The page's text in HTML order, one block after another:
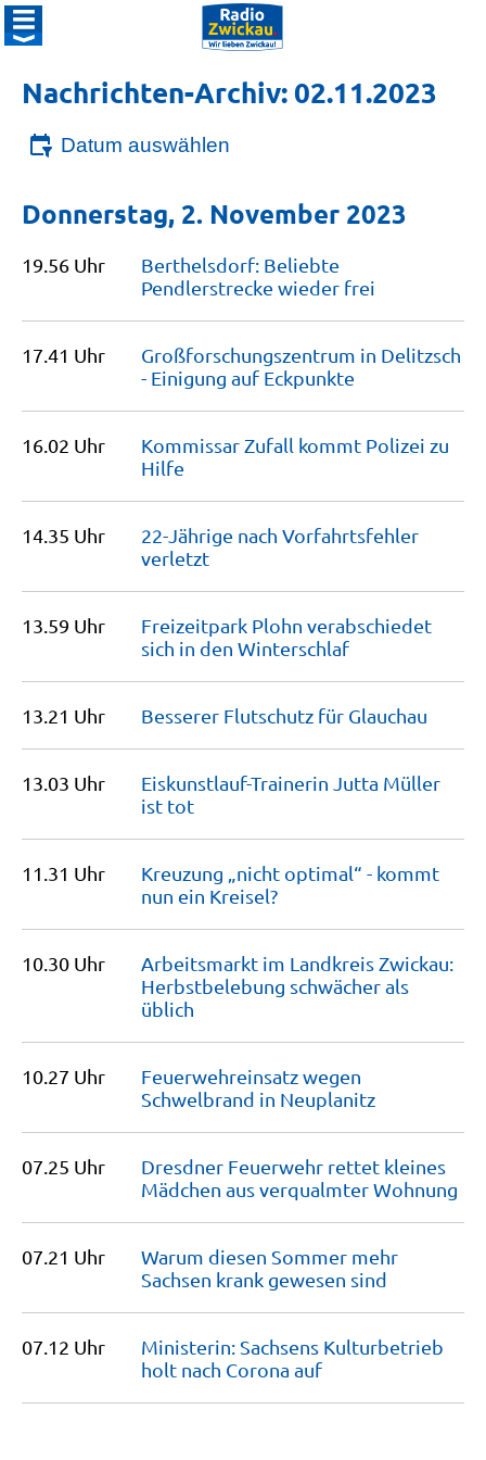
Nachrichten-Archiv: 02.11.2023
Datum auswählen
Donnerstag, 2. November 2023
19.56 Uhr
Berthelsdorf: Beliebte
Pendlerstrecke wieder frei
17.41 Uhr
Großforschungszentrum in Delitzsch
- Einigung auf Eckpunkte
16.02 Uhr
Kommissar Zufall kommt Polizei zu
Hilfe
14.35 Uhr
22-Jährige nach Vorfahrtsfehler
verletzt
13.59 Uhr
Freizeitpark Plohn verabschiedet
sich in den Winterschlaf
13.21 Uhr Besserer Flutschutz für Glauchau
13.03 Uhr
Eiskunstlauf-Trainerin Jutta Müller
ist tot
11.31 Uhr
Kreuzung „nicht optimal“ - kommt
nun ein Kreisel?
10.30 Uhr
Arbeitsmarkt im Landkreis Zwickau:
Herbstbelebung schwächer als
üblich
10.27 Uhr
Feuerwehreinsatz wegen
Schwelbrand in Neuplanitz
07.25 Uhr
Dresdner Feuerwehr rettet kleines
Mädchen aus verqualmterWohnung
07.21 Uhr
Warum diesen Sommer mehr
Sachsen krank gewesen sind
07.12 Uhr
Ministerin: Sachsens Kulturbetrieb
holt nach Corona auf